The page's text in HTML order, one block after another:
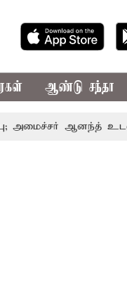
ஆண்டு சந்தா
ஆனந்த் உடன்